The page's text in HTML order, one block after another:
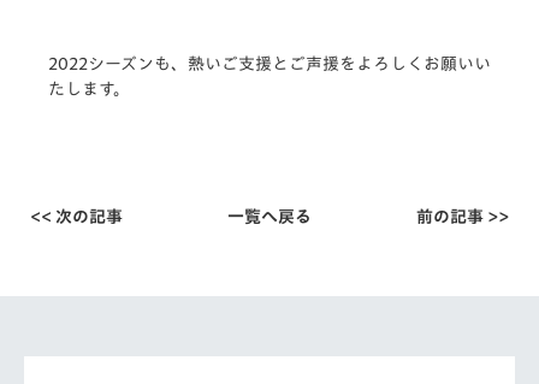
2022シーズンも、熱いご支援とご声援をよろしくお願いい
たします。
<< 次の記事 一覧へ戻る 前の記事 >>